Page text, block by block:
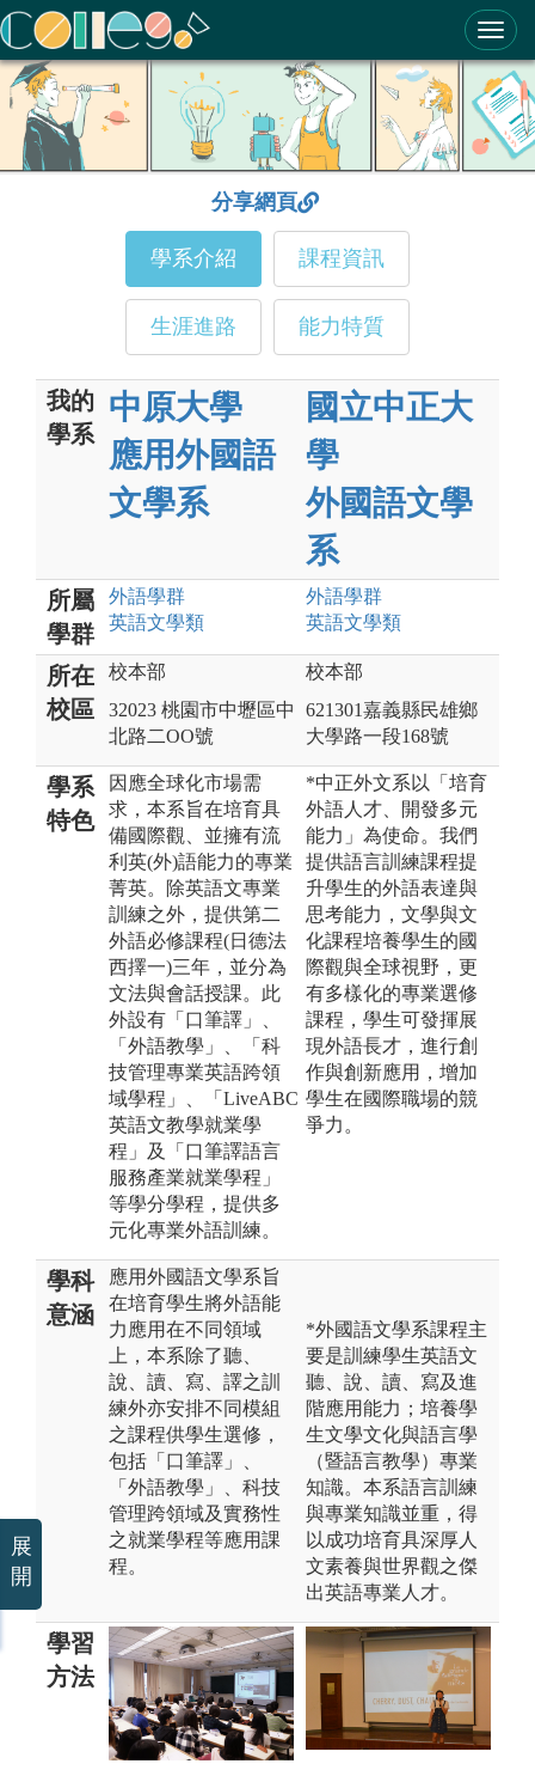
ColleGo! 大學選才與高中育才輔助系統
分享網頁
學系介紹 課程資訊
生涯進路 能力特質
我的
學系
中原大學
應用外國語
文學系
國立中正大
學
外國語文學
系
所屬
學群
外語學群
英語文學類
外語學群
英語文學類
所在
校區
校本部
32023 桃園市中壢區中
北路二OO號
校本部
621301嘉義縣民雄鄉
大學路一段168號
學系
特色
因應全球化市場需
求，本系旨在培育具
備國際觀、並擁有流
利英(外)語能力的專業
菁英。除英語文專業
訓練之外，提供第二
外語必修課程(日德法
西擇一)三年，並分為
文法與會話授課。此
外設有「口筆譯」、
「外語教學」、「科
技管理專業英語跨領
域學程」、「LiveABC
英語文教學就業學
程」及「口筆譯語言
服務產業就業學程」
等學分學程，提供多
元化專業外語訓練。
*中正外文系以「培育
外語人才、開發多元
能力」為使命。我們
提供語言訓練課程提
升學生的外語表達與
思考能力，文學與文
化課程培養學生的國
際觀與全球視野，更
有多樣化的專業選修
課程，學生可發揮展
現外語長才，進行創
作與創新應用，增加
學生在國際職場的競
爭力。
學科
意涵
應用外國語文學系旨
在培育學生將外語能
力應用在不同領域
上，本系除了聽、
說、讀、寫、譯之訓
練外亦安排不同模組
之課程供學生選修，
包括「口筆譯」、
「外語教學」、科技
管理跨領域及實務性
之就業學程等應用課
程。
*外國語文學系課程主
要是訓練學生英語文
聽、說、讀、寫及進
階應用能力；培養學
生文學文化與語言學
（暨語言教學）專業
知識。本系語言訓練
與專業知識並重，得
以成功培育具深厚人
文素養與世界觀之傑
出英語專業人才。
學習
方法
展
開